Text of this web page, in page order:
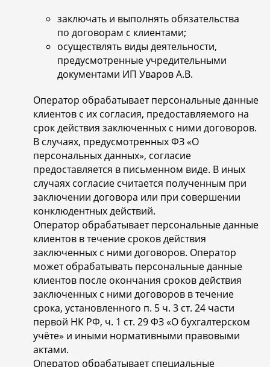
заключать и выполнять обязательства
по договорам с клиентами;
осуществлять виды деятельности,
предусмотренные учредительными
документами ИП Уваров А.В.
Оператор обрабатывает персональные данные
клиентов с их согласия, предоставляемого на
срок действия заключенных с ними договоров.
В случаях, предусмотренных ФЗ «О
персональных данных», согласие
предоставляется в письменном виде. В иных
случаях согласие считается полученным при
заключении договора или при совершении
конклюдентных действий.
Оператор обрабатывает персональные данные
клиентов в течение сроков действия
заключенных с ними договоров. Оператор
может обрабатывать персональные данные
клиентов после окончания сроков действия
заключенных с ними договоров в течение
срока, установленного п. 5 ч. 3 ст. 24 части
первой НК РФ, ч. 1 ст. 29 ФЗ «О бухгалтерском
учёте» и иными нормативными правовыми
актами.
Оператор обрабатывает специальные